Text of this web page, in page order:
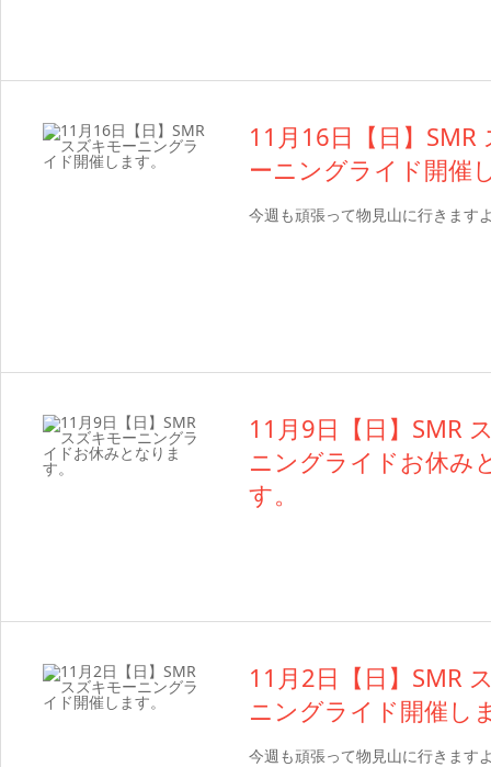
11月16日【日】SMR
ーニングライド開催
今週も頑張って物見山に行きます
11月9日【日】SMR
ニングライドお休み
す。
11月2日【日】SMR
ニングライド開催し
今週も頑張って物見山に行きます